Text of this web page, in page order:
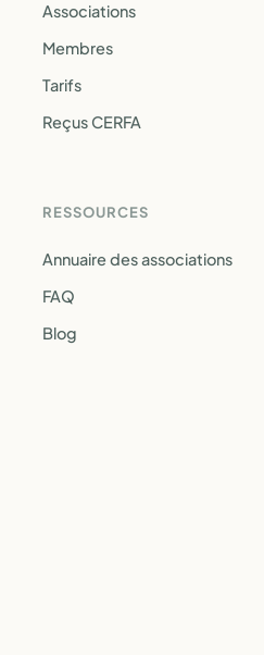
Associations
Membres
Tarifs
Reçus CERFA
RESSOURCES
Annuaire des associations
FAQ
Blog